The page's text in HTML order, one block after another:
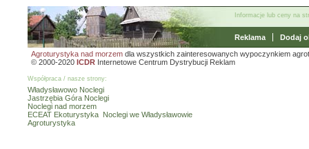
Informacje lub ceny na
Reklama
Dodaj
Agroturystyka nad morzem dla wszystkich zainteresowanych wypoczynkiem
© 2000-2020 ICDR Internetowe Centrum Dystrybucji Reklam
Współpraca / nasze strony:
Władysławowo Noclegi
Jastrzębia Góra Noclegi
Noclegi nad morzem
ECEAT Ekoturystyka Noclegi we Władysławowie
Agroturystyka